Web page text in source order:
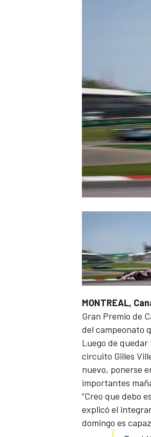
NASCAR CUP
FÓRMULA E
MONTREAL,
Gran Premio de
del campeonato
Luego de
circuito Gilles
nuevo, ponerse
importantes
“Creo que debo
explicó el
domingo es